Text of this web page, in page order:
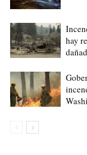
hay